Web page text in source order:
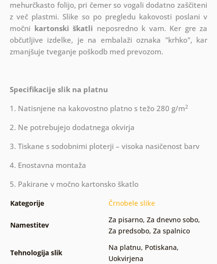
mehurčkasto folijo, pri čemer so vogali dodatno zaščiteni
z več plastmi. Slike so po pregledu kakovosti poslani v
močni kartonski škatli neposredno k vam. Ker gre za
občutljive izdelke, je na embalaži oznaka "krhko", kar
zmanjšuje tveganje poškodb med prevozom.
Specifikacije slik na platnu
1. Natisnjene na kakovostno platno s težo 280 g/m2
2. Ne potrebujejo dodatnega okvirja
3. Tiskane s sodobnimi ploterji – visoka nasičenost barv
4. Enostavna montaža
5. Pakirane v močno kartonsko škatlo
Kategorije Črnobele slike
Namestitev
Za pisarno, Za dnevno sobo,
Za predsobo, Za spalnico
Tehnologija slik
Na platnu, Potiskana,
Uokvirjena